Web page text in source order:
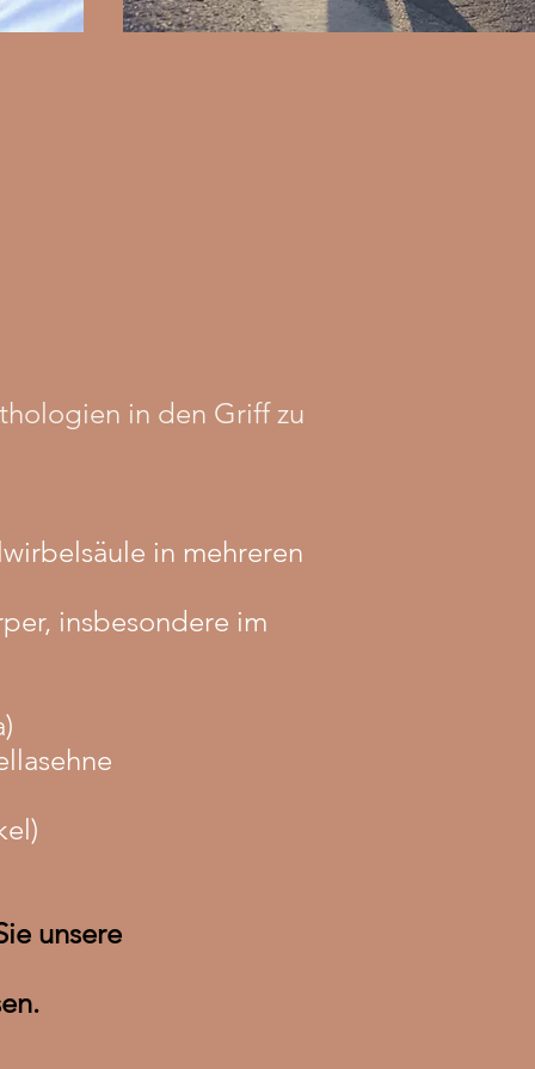
in den Griff zu
in mehreren
insbesondere im
unsere